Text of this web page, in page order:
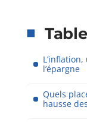
l’épargne
Quels
hausse